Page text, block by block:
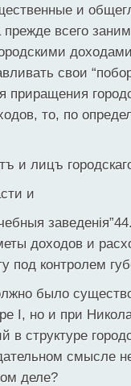
и
всего
свои
приращения
то, по
и лицъ
и
доходов и
под контролем
было
I, но и при
в структуре
смысле
деле?